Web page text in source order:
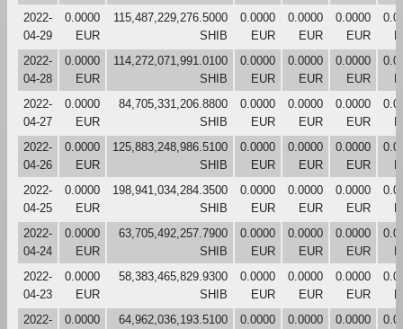
2022-
04-29
0.0000
EUR
115,487,229,276.5000
SHIB
0.0000
EUR
0.0000
EUR
0.0000
EUR
2022-
04-28
0.0000
EUR
114,272,071,991.0100
SHIB
0.0000
EUR
0.0000
EUR
0.0000
EUR
2022-
04-27
0.0000
EUR
84,705,331,206.8800
SHIB
0.0000
EUR
0.0000
EUR
0.0000
EUR
2022-
04-26
0.0000
EUR
125,883,248,986.5100
SHIB
0.0000
EUR
0.0000
EUR
0.0000
EUR
2022-
04-25
0.0000
EUR
198,941,034,284.3500
SHIB
0.0000
EUR
0.0000
EUR
0.0000
EUR
2022-
04-24
0.0000
EUR
63,705,492,257.7900
SHIB
0.0000
EUR
0.0000
EUR
0.0000
EUR
2022-
04-23
0.0000
EUR
58,383,465,829.9300
SHIB
0.0000
EUR
0.0000
EUR
0.0000
EUR
2022-
0.0000
64,962,036,193.5100
0.0000
0.0000
0.0000